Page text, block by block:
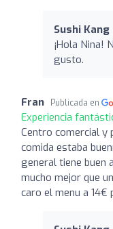
Sushi Kang
¡Hola Nina!
gusto.
Fran Publicada en
Experiencia
Centro comercial y
comida estaba
general tiene buen
mucho mejor que
caro el menu a 14€